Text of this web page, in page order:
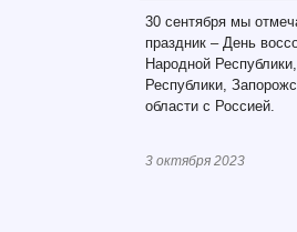
30 сентября мы
праздник – День
Народной
Республики,
области с Россией.
3 октября 2023